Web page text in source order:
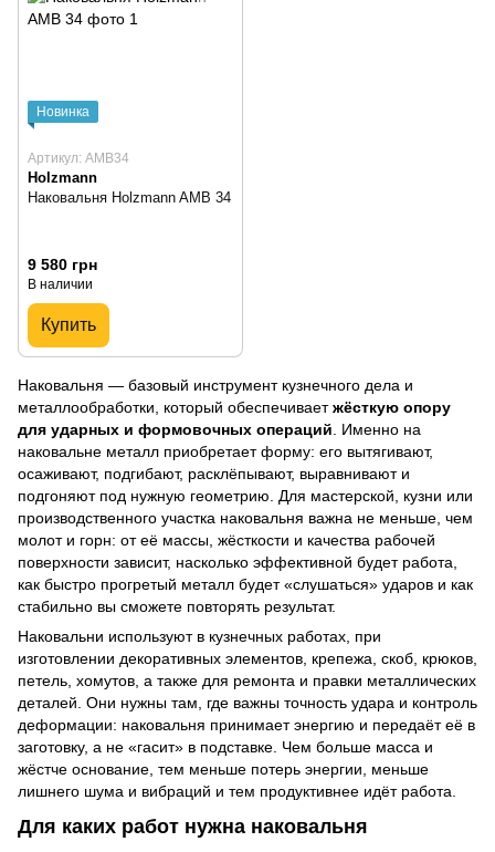
Новинка
Артикул: AMB34
Holzmann
Наковальня Holzmann AMB 34
9 580 грн
В наличии
Купить
Наковальня — базовый инструмент кузнечного дела и
металлообработки, который обеспечиваетжёсткую опору
для ударных и формовочных операций. Именно на
наковальне металл приобретает форму: его вытягивают,
осаживают, подгибают, расклёпывают, выравнивают и
подгоняют под нужную геометрию. Для мастерской, кузни или
производственного участка наковальня важна не меньше, чем
молот и горн: от её массы, жёсткости и качества рабочей
поверхности зависит, насколько эффективной будет работа,
как быстро прогретый металл будет «слушаться» ударов и как
стабильно вы сможете повторять результат.
Наковальни используют в кузнечных работах, при
изготовлении декоративных элементов, крепежа, скоб, крюков,
петель, хомутов, а также для ремонта и правки металлических
деталей. Они нужны там, где важны точность удара и контроль
деформации: наковальня принимает энергию и передаёт её в
заготовку, а не «гасит» в подставке. Чем больше масса и
жёстче основание, тем меньше потерь энергии, меньше
лишнего шума и вибраций и тем продуктивнее идёт работа.
Для каких работ нужна наковальня